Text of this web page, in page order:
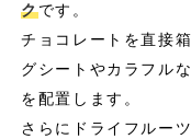
クです。
チョコレートを直接
グシートやカラフル
を配置します。
さらにドライフルー